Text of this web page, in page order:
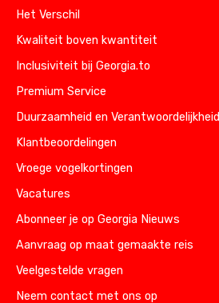
Het Verschil
Kwaliteit boven kwantiteit
Inclusiviteit bij Georgia.to
Premium Service
Duurzaamheid en Verantwoordelijkheid
Klantbeoordelingen
Vroege vogelkortingen
Vacatures
Abonneer je op Georgia Nieuws
Aanvraag op maat gemaakte reis
Veelgestelde vragen
Neem contact met ons op